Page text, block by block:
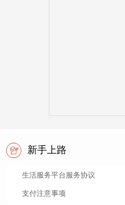
新手上路
生活服务平台服务协议
支付注意事项